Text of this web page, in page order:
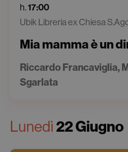
h.17:00
Ubik Libreria ex Chiesa
Mia mamma è un
Riccardo Francaviglia,
Sgarlata
Lunedì 22 Giugno